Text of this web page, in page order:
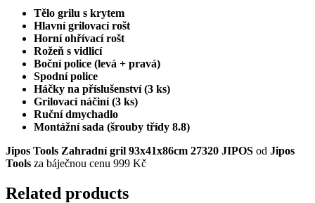
Tělo grilu s krytem
Hlavní grilovací rošt
Horní ohřívací rošt
Rožeň s vidlicí
Boční police (levá + pravá)
Spodní police
Háčky na příslušenství (3 ks)
Grilovací náčiní (3 ks)
Ruční dmychadlo
Montážní sada (šrouby třídy 8.8)
Jipos Tools Zahradní gril 93x41x86cm 27320 JIPOS od Jipos
Tools za báječnou cenu 999 Kč
Related products